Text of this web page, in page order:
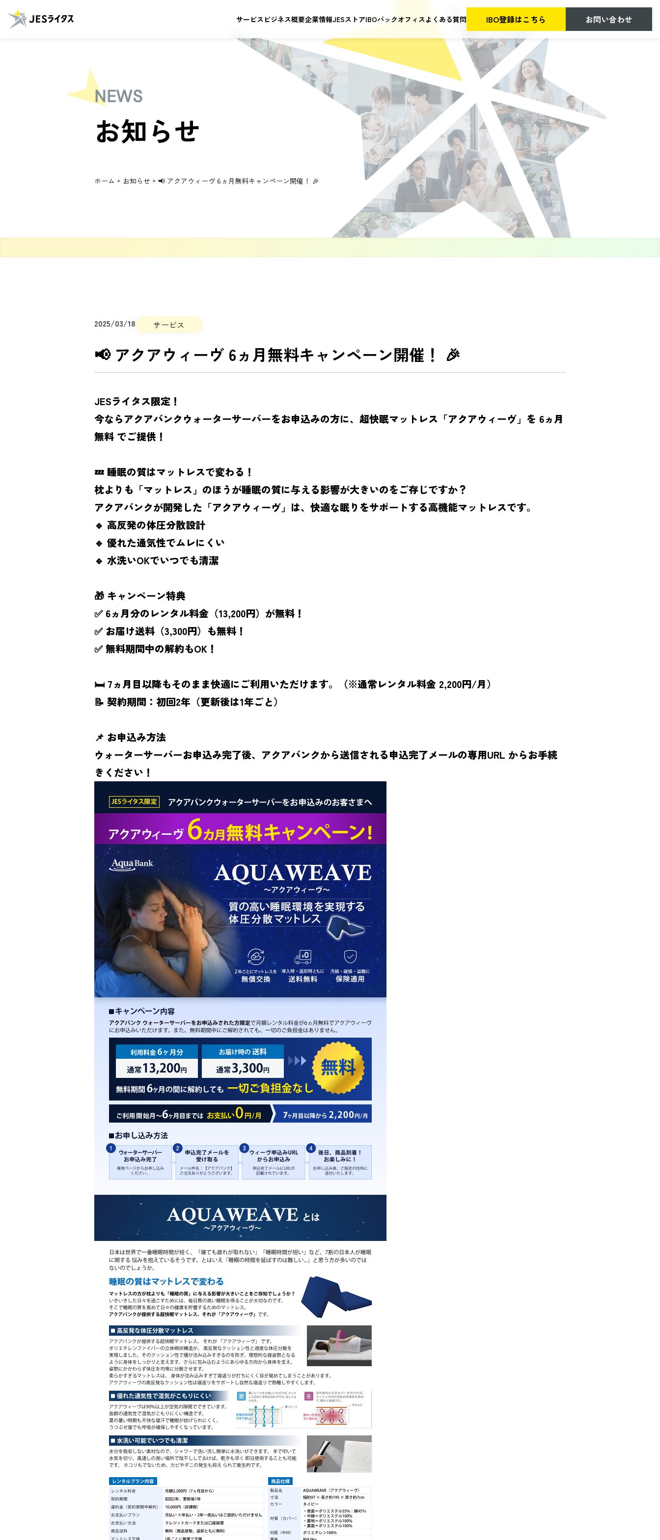
サービス ビジネス概要企業情報JESストアIBOバックオフィスよくある質問 IBO登録はこちら お問い合わせ
NEWS
お知らせ
ホーム お知らせ 📢 アクアウィーヴ 6ヵ月無料キャンペーン開催！ 🎉
2025/03/18 サービス
📢 アクアウィーヴ 6ヵ月無料キャンペーン開催！ 🎉
JESライタス限定！
今ならアクアバンクウォーターサーバーをお申込みの方に、超快眠マットレス「アクアウィーヴ」を 6ヵ月
無料 でご提供！
​​​​​​💤 睡眠の質はマットレスで変わる！
枕よりも「マットレス」のほうが睡眠の質に与える影響が大きいのをご存じですか？
アクアバンクが開発した「アクアウィーヴ」は、快適な眠りをサポートする高機能マットレスです。
🔹 高反発の体圧分散設計
🔹 優れた通気性でムレにくい
🔹 水洗いOKでいつでも清潔
🎁 キャンペーン特典
✅ 6ヵ月分のレンタル料金（13,200円）が無料！
✅ お届け送料（3,300円）も無料！
✅ 無料期間中の解約もOK！
🛏 7ヵ月目以降もそのまま快適にご利用いただけます。（※通常レンタル料金 2,200円/月）
📝 契約期間：初回2年（更新後は1年ごと）
📌 お申込み方法
ウォーターサーバーお申込み完了後、アクアバンクから送信される申込完了メールの専用URL からお手続
きください！